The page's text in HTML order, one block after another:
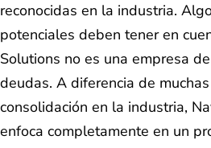
reconocidas en la industria.
potenciales deben tener en
Solutions no es una empresa
deudas. A diferencia de
consolidación en la industria,
enfoca completamente en un